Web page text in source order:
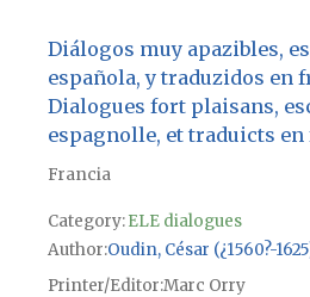
Diálogos muy apazibles,
española, y traduzidos en
Dialogues fort plaisans,
espagnolle, et traduicts en
Francia
Category:ELE dialogues
Author Oudin, César (¿1560?-
Printer/Editor Marc Orry